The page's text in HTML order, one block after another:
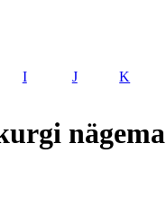
I J K
nägema